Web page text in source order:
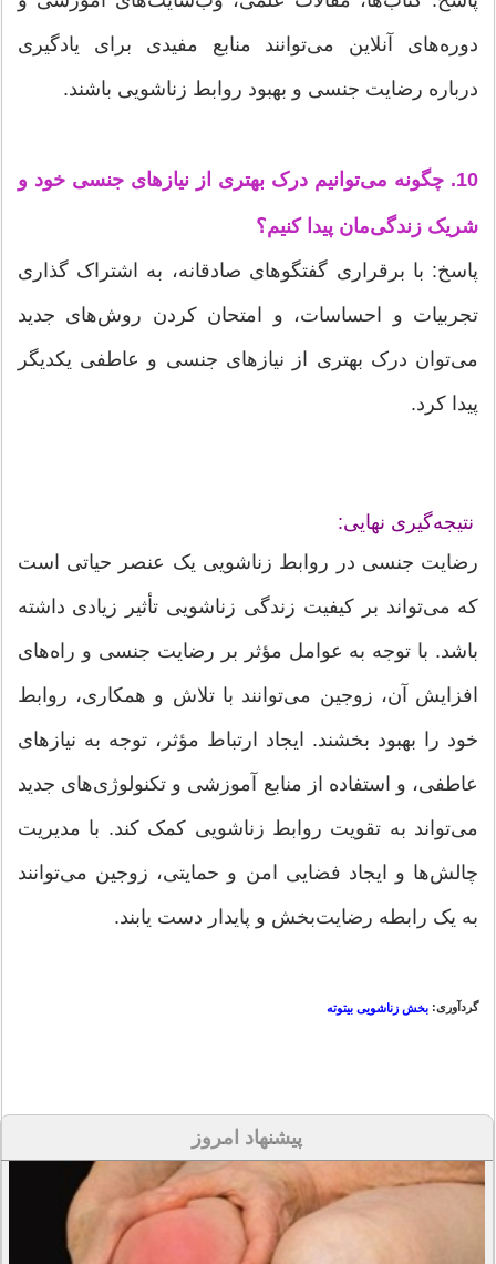
دوره‌های آنلاین می‌توانند منابع مفیدی برای یادگیری
درباره رضایت جنسی و بهبود روابط زناشویی باشند.
10. چگونه می‌توانیم درک بهتری از نیازهای جنسی خود و
شریک زندگی‌مان پیدا کنیم؟
پاسخ: با برقراری گفتگوهای صادقانه، به اشتراک گذاری
تجربیات و احساسات، و امتحان کردن روش‌های جدید
می‌توان درک بهتری از نیازهای جنسی و عاطفی یکدیگر
پیدا کرد.
نتیجه‌گیری نهایی:
رضایت جنسی در روابط زناشویی یک عنصر حیاتی است
که می‌تواند بر کیفیت زندگی زناشویی تأثیر زیادی داشته
باشد. با توجه به عوامل مؤثر بر رضایت جنسی و راه‌های
افزایش آن، زوجین می‌توانند با تلاش و همکاری، روابط
خود را بهبود بخشند. ایجاد ارتباط مؤثر، توجه به نیازهای
عاطفی، و استفاده از منابع آموزشی و تکنولوژی‌های جدید
می‌تواند به تقویت روابط زناشویی کمک کند. با مدیریت
چالش‌ها و ایجاد فضایی امن و حمایتی، زوجین می‌توانند
به یک رابطه رضایت‌بخش و پایدار دست یابند.
گردآوری: بخش زناشویی بیتوته
پیشنهاد امروز